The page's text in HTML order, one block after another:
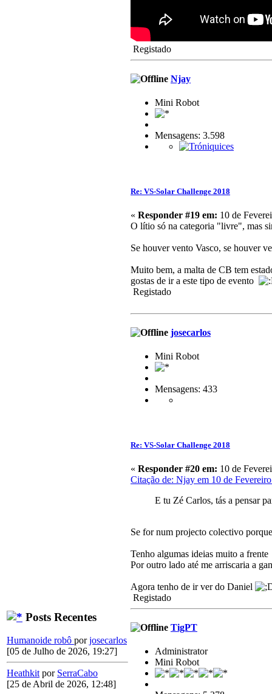
Posts Recentes
Humanoide robô porjosecarlos
[05 de Julho de 2026, 19:27]
Heathkit por SerraCabo
[25 de Abril de 2026, 12:48]
Registado
Njay
Mini Robot
Mensagens: 3.598
Re: VS-Solar Challenge 2018
« Responder #19 em: 10 de
O lítio só na categoria "livre", mas
Se houver vento Vasco, se houver
Muito bem, a malta de CB tem
gostas de ir a este tipo de evento
Registado
josecarlos
Mini Robot
Mensagens: 433
Re: VS-Solar Challenge 2018
« Responder #20 em: 10 de
Citação de: Njay em 10 de
E tu Zé Carlos, tás a pensar
Se for num projecto colectivo
Tenho algumas ideias muito a frente
Por outro lado até me arriscaria a
Agora tenho de ir ver do Daniel
Registado
TigPT
Administrator
Mini Robot